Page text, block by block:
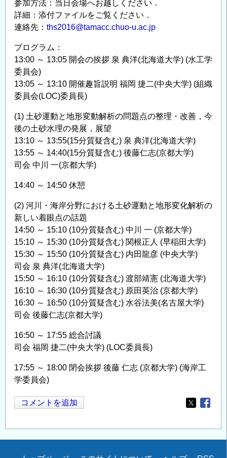
参加方法：当日会場へお越しください．
詳細：添付ファイルをご覧ください．
連絡先： ths2016@tamacc.chuo-u.ac.jp
プログラム：
13:00 ～ 13:05 開会の挨拶 泉 典洋(北海道大学) (水工学
委員会)
13:05 ～ 13:10 開催趣旨説明 福岡 捷二(中央大学) (組織
委員会(LOC)委員長)
(1) 土砂運動と地形変動解析の問題点の整理・改善，今
後の土砂水理の発展，展望
13:10 ～ 13:55(15分質疑含む) 泉 典洋(北海道大学)
13:55 ～ 14:40(15分質疑含む) 後藤仁志(京都大学)
司会 中川 一(京都大学)
14:40 ～ 14:50 休憩
(2) 河川・海岸分野における土砂運動と地形変化解析の
新しい着眼点の話題
14:50 ～ 15:10 (10分質疑含む) 中川 一 (京都大学)
15:10 ～ 15:30 (10分質疑含む) 関根正人 (早稲田大学)
15:30 ～ 15:50 (10分質疑含む) 内田龍彦 (中央大学)
司会 泉 典洋(北海道大学)
15:50 ～ 16:10 (10分質疑含む) 渡部靖憲 (北海道大学)
16:10 ～ 16:30 (10分質疑含む) 原田英治 (京都大学)
16:30 ～ 16:50 (10分質疑含む) 水谷法美(名古屋大学)
司会 後藤仁志(京都大学)
16:50 ～ 17:55 総合討議
司会 福岡 捷二(中央大学) (LOC委員長)
17:55 ～ 18:00 閉会挨拶 後藤 仁志 (京都大学) (海岸工
学委員会)
コメントを追加
Opens in